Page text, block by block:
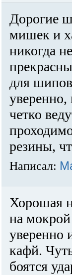
Дорогие
мишек и
никогда
для
четко
резины,
Написал:
Хорошая
на
уверенно
кафй.
боятся